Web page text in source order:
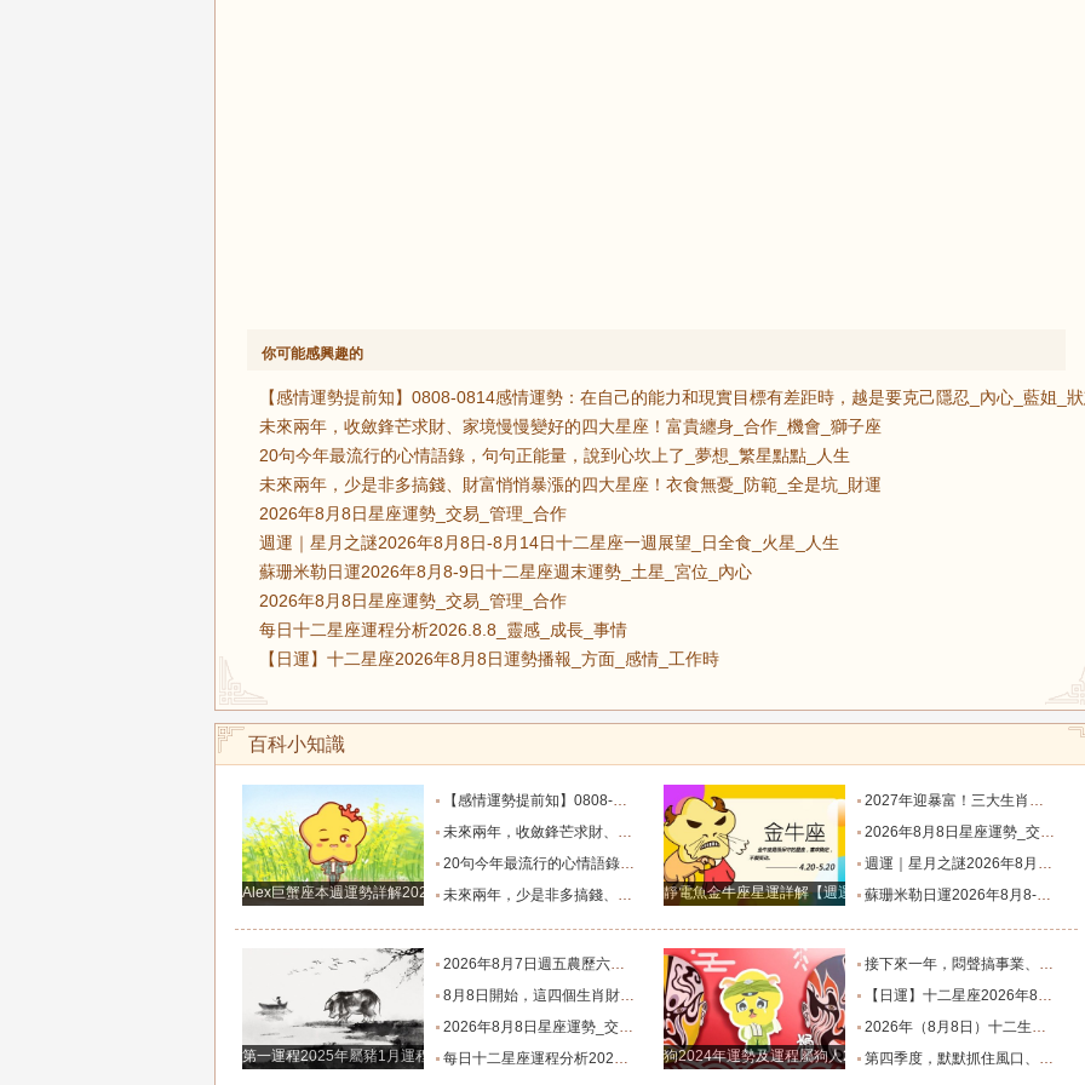
你可能感興趣的
【感情運勢提前知】0808-0814感情運勢：在自己的能力和現實目標有差距時，越是要克己隱忍_內心_藍姐_
未來兩年，收斂鋒芒求財、家境慢慢變好的四大星座！富貴纏身_合作_機會_獅子座
20句今年最流行的心情語錄，句句正能量，說到心坎上了_夢想_繁星點點_人生
未來兩年，少是非多搞錢、財富悄悄暴漲的四大星座！衣食無憂_防範_全是坑_財運
2026年8月8日星座運勢_交易_管理_合作
週運｜星月之謎2026年8月8日-8月14日十二星座一週展望_日全食_火星_人生
蘇珊米勒日運2026年8月8-9日十二星座週末運勢_土星_宮位_內心
2026年8月8日星座運勢_交易_管理_合作
每日十二星座運程分析2026.8.8_靈感_成長_事情
【日運】十二星座2026年8月8日運勢播報_方面_感情_工作時
百科小知識
Alex巨蟹座本週運勢詳解2024.12.23-12.29
【感情運勢提前知】0808-0814感情運勢：在自己的能力和現實目標有差距時，越是要克己隱忍_內心_藍姐_狀態
未來兩年，收斂鋒芒求財、家境慢慢變好的四大星座！富貴纏身_合作_機會_獅子座
20句今年最流行的心情語錄，句句正能量，說到心坎上了_夢想_繁星點點_人生
未來兩年，少是非多搞錢、財富悄悄暴漲的四大星座！衣食無憂_防範_全是坑_財運
靜電魚金牛座星運詳解【週運2024年12月9日-12月15日】
2027年迎暴富！三大生肖錦鯉附體，迎事業愛情巔峰_屬狗_朋友_謙讓
2026年8月8日星座運勢_交易_管理_合作
週運｜星月之謎2026年8月8日-8月14日十二星座一週展望_日全食_火星_人生
蘇珊米勒日運2026年8月8-9日十二星座週末運勢_土星_宮位_內心
第一運程2025年屬豬1月運程解析
2026年8月7日週五農歷六月廿五好運生肖排名榜。_工作_池池_感情
8月8日開始，這四個生肖財運穩步上行，財路全程暢通收獲滿堂吉祥財富_財氣_龍人
2026年8月8日星座運勢_交易_管理_合作
每日十二星座運程分析2026.8.8_靈感_成長_事情
狗2024年運勢及運程屬狗人2024運勢好嗎
接下來一年，悶聲搞事業、家底越來越厚的四大星座！財源滾滾_機會_計劃_百萬財富
【日運】十二星座2026年8月8日運勢播報_方面_感情_工作時
2026年（8月8日）十二生肖運勢播報_感情_事業_朋友
第四季度，默默抓住風口、收入節節走高的四大星座！越攢越富_機會_能量_直覺